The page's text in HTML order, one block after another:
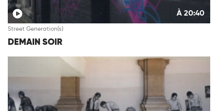
À 20:40
Street Generation(s)
DEMAIN SOIR